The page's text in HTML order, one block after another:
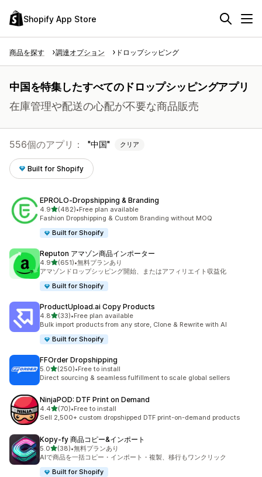
Shopify App Store
商品を探す 調達オプション ドロップシッピング
中国を特集したすべてのドロップシッピングアプリ
在庫管理や配送の心配が不要な商品販売
556個のアプリ： 中国 クリア
Built for Shopify
EPROLO‑Dropshipping & Branding
4.95つ星中
(482)
合計レビュー数：482件
•Free plan available
Fashion Dropshipping & Custom Branding without MOQ
Built for Shopify
Reputon アマゾン商品インポーター
4.95つ星中
(651)
合計レビュー数：651件
•無料プランあり
アマゾンドロップシッピング開始、またはアフィリエイト収益化
Built for Shopify
ProductUpload.ai Copy Products
4.85つ星中
(33)
合計レビュー数：33件
•Free plan available
Bulk import products from any store, Clone & Rewrite with AI
Built for Shopify
FFOrder Dropshipping
5.05つ星中
(250)
合計レビュー数：250件
•Free to install
Direct sourcing & seamless fulfillment to scale global sellers
NinjaPOD: DTF Print on Demand
4.45つ星中
(70)
合計レビュー数：70件
•Free to install
Sell 2,500+ custom dropshipped DTF print-on-demand products
Kopy‑fy 商品コピー&インポート
5.05つ星中
(38)
合計レビュー数：38件
•無料プランあり
AIで商品を一括コピー・インポート・複製、移行もワンクリック
Built for Shopify